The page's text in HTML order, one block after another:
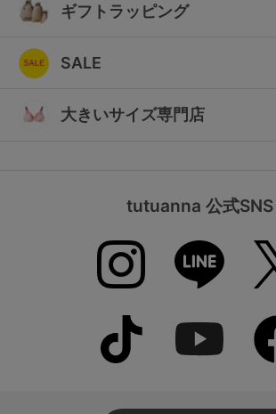
ギフトラッピング
SALE
大きいサイズ専門店
tutuanna 公式SNS